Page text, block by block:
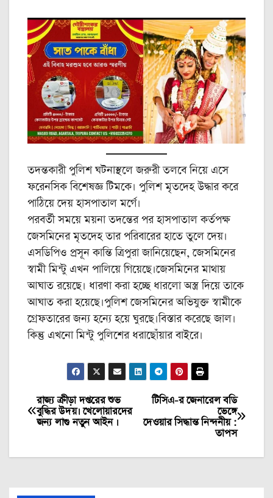
তদন্তকারী পুলিশ ঘটনাস্থলে জরুরী তলবে নিয়ে এসে
ফরেনসিক বিশেষজ্ঞ টিমকে। পুলিশ মৃতদেহ উদ্ধার করে
পাঠিয়ে দেয় হাসপাতাল মর্গে।
পরবর্তী সময়ে ময়না তদন্তের পর হাসপাতাল কর্তপক্ষ
জেসমিনের মৃতদেহ তার পরিবারের হাতে তুলে দেয়।
এসডিপিও প্রসূন কান্তি ত্রিপুরা জানিয়েছেন, জেসমিনের
স্বামী মিন্টু এখন পালিয়ে গিয়েছে।জেসমিনের মাথায়
আঘাত রয়েছে। ধারণা করা হচ্ছে ধারলো অস্ত্র দিয়ে তাকে
আঘাত করা হয়েছে।পুলিশ জেসমিনের অভিযুক্ত স্বামীকে
গ্রেফতারের জন্য হন্যে হয়ে ঘুরছে।বিস্তার করেছে জাল।
কিন্তু এখনো মিন্টু পুলিশের ধরাছোঁয়ার বাইরে।
Post
navigation
টিসিএ-র জেনারেল বডি
ভেঙ্গে
দেওয়ার সিদ্ধান্ত নিন্দনীয় :
তাপস
রাজ্য ক্রীড়া দপ্তরের শুভ
বুদ্ধির উদয়। খেলোয়ারদের
জন্য লাগু নতুন আইন ।